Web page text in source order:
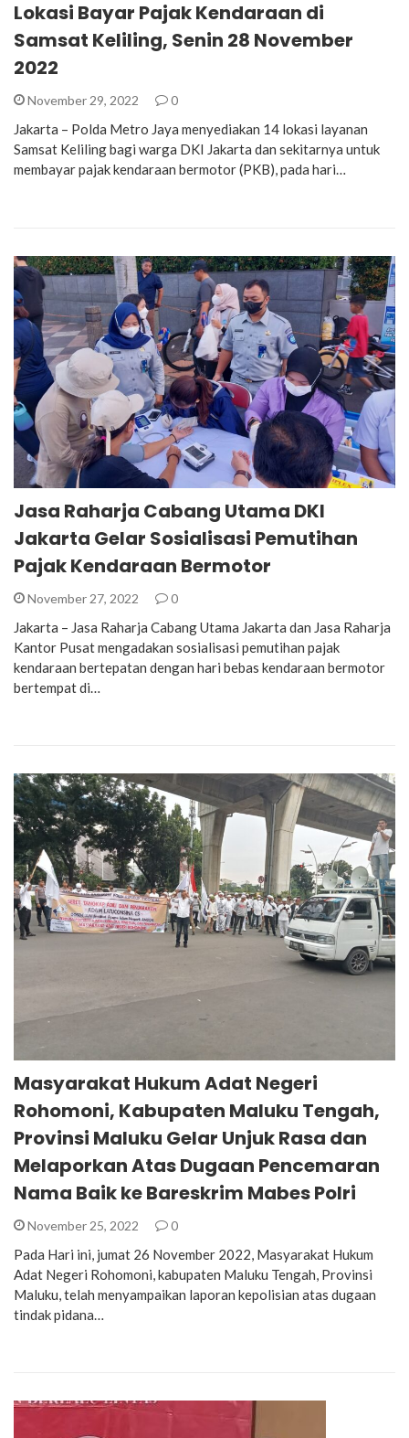
Lokasi Bayar Pajak Kendaraan di
Samsat Keliling, Senin 28 November
2022
November 29, 2022 0
Jakarta – Polda Metro Jaya menyediakan 14 lokasi layanan
Samsat Keliling bagi warga DKI Jakarta dan sekitarnya untuk
membayar pajak kendaraan bermotor (PKB), pada hari…
Jasa Raharja Cabang Utama DKI
Jakarta Gelar Sosialisasi Pemutihan
Pajak Kendaraan Bermotor
November 27, 2022 0
Jakarta – Jasa Raharja Cabang Utama Jakarta dan Jasa Raharja
Kantor Pusat mengadakan sosialisasi pemutihan pajak
kendaraan bertepatan dengan hari bebas kendaraan bermotor
bertempat di…
Masyarakat Hukum Adat Negeri
Rohomoni, Kabupaten Maluku Tengah,
Provinsi Maluku Gelar Unjuk Rasa dan
Melaporkan Atas Dugaan Pencemaran
Nama Baik ke Bareskrim Mabes Polri
November 25, 2022 0
Pada Hari ini, jumat 26 November 2022, Masyarakat Hukum
Adat Negeri Rohomoni, kabupaten Maluku Tengah, Provinsi
Maluku, telah menyampaikan laporan kepolisian atas dugaan
tindak pidana…